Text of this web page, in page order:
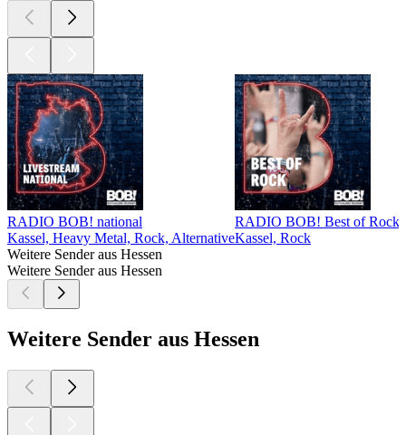
RADIO BOB! national
Kassel, Heavy Metal, Rock, Alternative
RADIO BOB! Best of Rock
Kassel, Rock
Weitere Sender aus Hessen
Weitere Sender aus Hessen
Weitere Sender aus Hessen